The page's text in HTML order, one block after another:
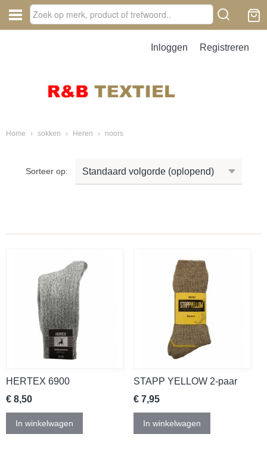
Inloggen Registreren
Home › sokken › Heren › noors
Sorteer op:
HERTEX 6900
€ 8,50
In winkelwagen
STAPP YELLOW 2-paar
€ 7,95
In winkelwagen